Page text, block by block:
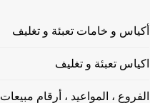
أكياس و خامات تعبئة و تغليف
اكياس تعبئة و تغليف
الفروع ، المواعيد ، أرقام مبيعات